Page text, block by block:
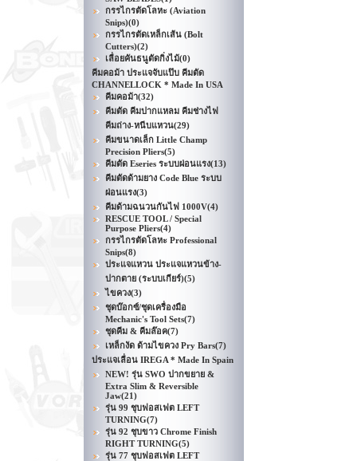
กรรไกรตัดโลหะ (Aviation
Snips)(0)
กรรไกรตัดเหล็กเส้น (Bolt
Cutters)(2)
เลื่อยคันธนูตัดกิ่งไม้(0)
คีมคอม้า ประแจจับแป๊บ คีมตัด
CHANNELLOCK * Made In USA
คีมคอม้า(32)
คีมตัด คีมปากแหลม คีมช่างไฟ
คีมถ่าง-หนีบแหวน(29)
คีมขนาดเล็ก Little Champ
Precision Pliers(5)
คีมตัด Eseries ระบบผ่อนแรง(13)
คีมตัดด้ามยาง Code Blue ระบบ
ผ่อนแรง(3)
คีมด้ามฉนวนกันไฟ 1000V(4)
RESCUE TOOL / Special
Purpose Pliers(4)
กรรไกรตัดโลหะ Professional
Snips(8)
ประแจแหวน ประแจแหวนข้าง-
ปากตาย (ระบบเกียร์)(5)
ไขควง(3)
ชุดบ๊อกซ์/ชุดเครื่องมือ
Mechanic's Tool Sets(7)
ชุดคีม & คีมล๊อค(7)
เหล็กงัด ด้ามไขควง Pry Bars(7)
ประแจเลื่อน IREGA * Made In Spain
NEW! รุ่น SWO ปากขยาย &
Extra Slim & Reversible
Jaw(21)
รุ่น 99 ชุบฟอสเฟต LEFT
TURNING(7)
รุ่น 92 ชุบขาว Chrome Finish
RIGHT TURNING(5)
รุ่น 77 ชุบฟอสเฟต LEFT